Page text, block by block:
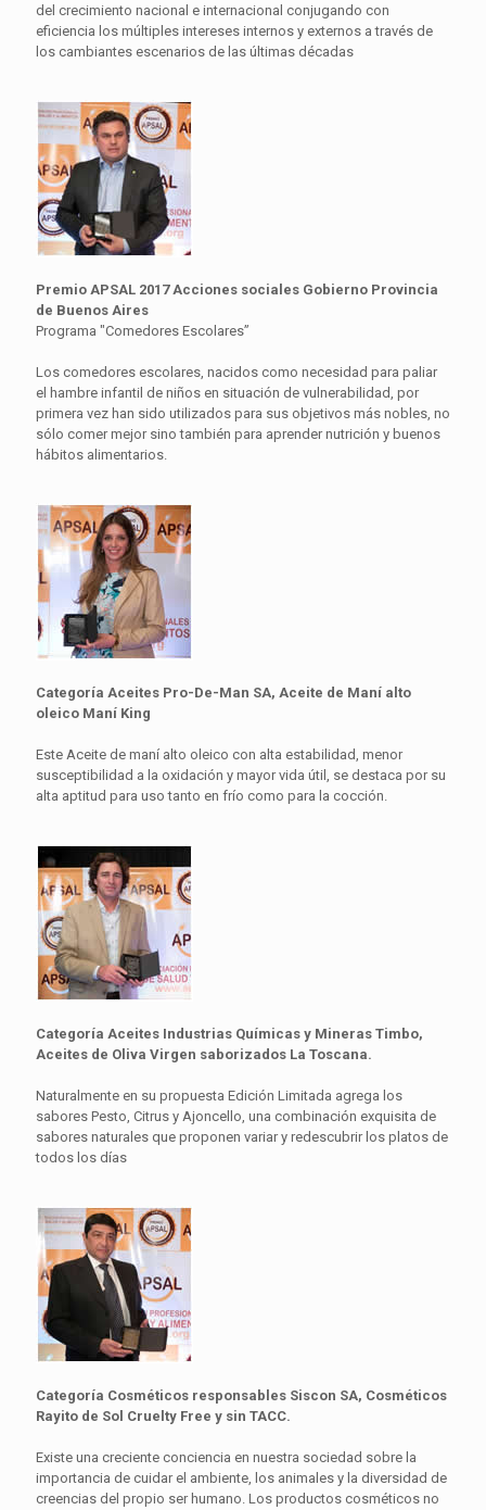
del crecimiento nacional e internacional conjugando con
eficiencia los múltiples intereses internos y externos a través de
los cambiantes escenarios de las últimas décadas
Premio APSAL 2017 Acciones sociales Gobierno Provincia
de Buenos Aires
Programa "Comedores Escolares”
Los comedores escolares, nacidos como necesidad para paliar
el hambre infantil de niños en situación de vulnerabilidad, por
primera vez han sido utilizados para sus objetivos más nobles, no
sólo comer mejor sino también para aprender nutrición y buenos
hábitos alimentarios.
Categoría Aceites Pro-De-Man SA, Aceite de Maní alto
oleico Maní King
Este Aceite de maní alto oleico con alta estabilidad, menor
susceptibilidad a la oxidación y mayor vida útil, se destaca por su
alta aptitud para uso tanto en frío como para la cocción.
Categoría Aceites Industrias Químicas y Mineras Timbo,
Aceites de Oliva Virgen saborizados La Toscana.
Naturalmente en su propuesta Edición Limitada agrega los
sabores Pesto, Citrus y Ajoncello, una combinación exquisita de
sabores naturales que proponen variar y redescubrir los platos de
todos los días
Categoría Cosméticos responsables Siscon SA, Cosméticos
Rayito de Sol Cruelty Free y sin TACC.
Existe una creciente conciencia en nuestra sociedad sobre la
importancia de cuidar el ambiente, los animales y la diversidad de
creencias del propio ser humano. Los productos cosméticos no